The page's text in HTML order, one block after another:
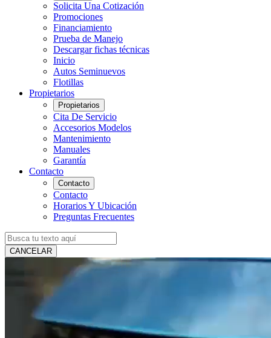
Solicita Una Cotización
Promociones
Financiamiento
Prueba de Manejo
Descargar fichas técnicas
Inicio
Autos Seminuevos
Flotillas
Propietarios
Propietarios
Cita De Servicio
Accesorios Modelos
Mantenimiento
Manuales
Garantía
Contacto
Contacto
Contacto
Horarios Y Ubicación
Preguntas Frecuentes
CANCELAR